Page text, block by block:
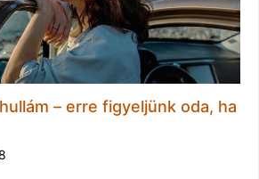
– erre figyeljünk oda, ha